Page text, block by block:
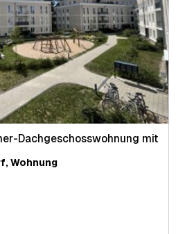
Dachgeschosswohnung mit
Wohnung